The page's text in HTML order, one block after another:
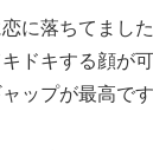
に落ちてまし
ドキする顔が
ップが最高です